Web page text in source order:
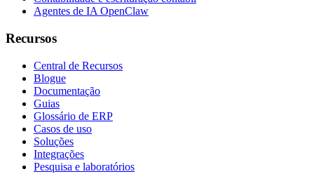
Agentes de IA OpenClaw
Recursos
Central de Recursos
Blogue
Documentação
Guias
Glossário de ERP
Casos de uso
Soluções
Integrações
Pesquisa e laboratórios